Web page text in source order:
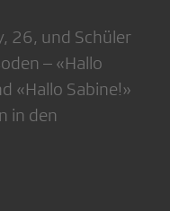
26, und Schüler
– «Hallo
«Hallo Sabine!»
in den